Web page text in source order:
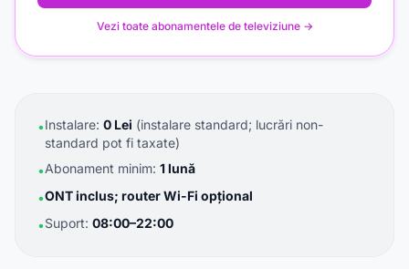
Vezi toate abonamentele de televiziune →
•Instalare: 0 Lei (instalare standard; lucrări non-
standard pot fi taxate)
•Abonament minim: 1 lună
•ONT inclus; router Wi-Fi opțional
•Suport: 08:00–22:00